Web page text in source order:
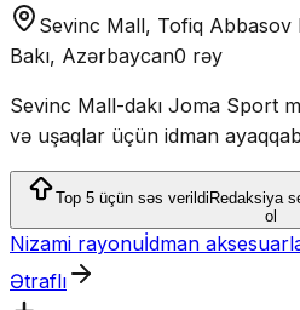
Sevinc Mall, Tofiq
Bakı, Azərbaycan0 rəy
Sevinc Mall-dakı Joma Sport
və uşaqlar üçün idman
təqdim edir.
Top 5 üçün səs verildiRedaksiya
ol
Nizami rayonuİdman
Ətraflı